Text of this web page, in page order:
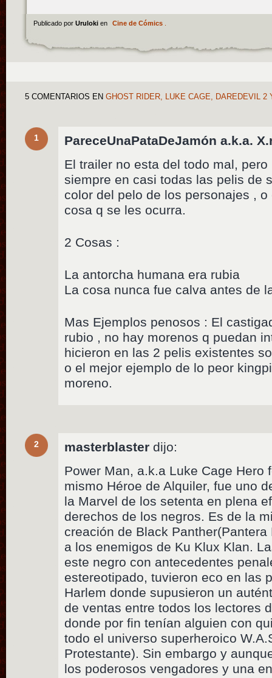
Publicado por Uruloki en Cine de Cómics.
5 COMENTARIOS EN GHOST RIDER, LUKE CAGE, DAREDEVIL
1
PareceUnaPataDeJamón a.k.a.
El trailer no esta del todo mal,
siempre en casi todas las pelis de
color del pelo de los personajes ,
cosa q se les ocurra.
2 Cosas :
La antorcha humana era rubia
La cosa nunca fue calva antes de
Mas Ejemplos penosos : El
rubio , no hay morenos q puedan
hicieron en las 2 pelis existentes
o el mejor ejemplo de lo peor
moreno.
2 masterblaster dijo:
Power Man, a.k.a Luke Cage Hero
mismo Héroe de Alquiler, fue uno
la Marvel de los setenta en plena
derechos de los negros. Es de la
creación de Black
a los enemigos de Ku Klux Klan.
este negro con antecedentes
estereotipado, tuvieron eco en las
Harlem donde supusieron un
de ventas entre todos los lectores
donde por fin tenían alguien con
todo el universo superheroico
Protestante). Sin embargo y
los poderosos vengadores y una